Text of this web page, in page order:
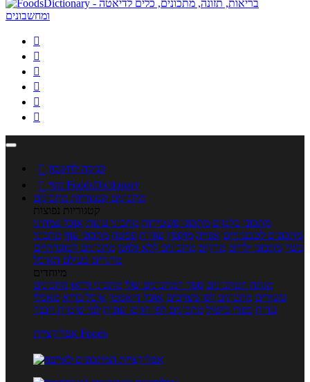






 כניסה לחשבון

מנוי FoodsDictionary
מתכונים קטגוריות מתכונים
קטגוריות נפוצות
מתכוני סלטים מתכוני פשטידות מתכוני עוגות אוכל צמחוני
מתכונים לטבעוניים אפייה מוקפץ עוגיות פסטה מתכוני עוף מתכוני
בשר מתכוני ילדים מרקים מתכונים ללא גלוטן מתכונים לסוכרתיים
טרנדים בעולם האוכל
מיוחדים
מנתח המתכונים ספר המתכונים שלי מתכוני וידאו מתכונים
עשירים מתכונים לפי מצרכים אוכל דיאטטי אוכל בריא מאכלי
עדות ספרי בישול מתכונים לפי חגים ועונות לפי שיטות הכנה
אפליקציית Foods